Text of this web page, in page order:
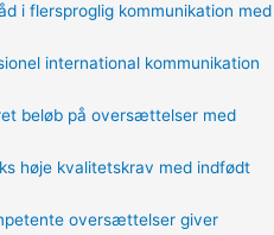
i flersproglig kommunikation med
international kommunikation
beløb på oversættelser med
høje kvalitetskrav med indfødt
oversættelser giver